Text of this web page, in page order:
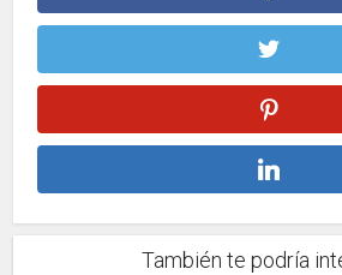
También te podría